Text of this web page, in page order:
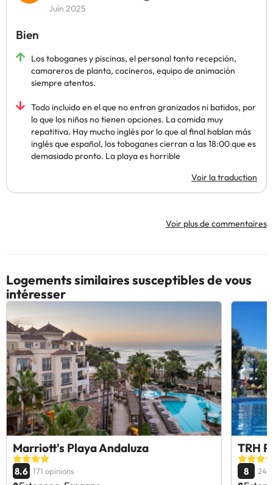
Juin 2025
Bien
Los toboganes y piscinas, el personal tanto recepción,
camareros de planta, cocineros, equipo de animación
siempre atentos.
Todo incluido en el que no entran granizados ni batidos, por
lo que los niños no tienen opciones. La comida muy
repatitiva. Hay mucho inglés por lo que al final hablan más
inglés que español, los toboganes cierran a las 18:00 que es
demasiado pronto. La playa es horrible
Voir la traduction
Voir plus de commentaires
Logements similaires susceptibles de vous
intéresser
Marriott's Playa Andaluza
8.6 171 opinions
TRH
8